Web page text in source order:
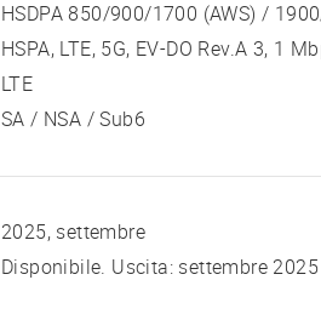
HSDPA 850/900/1700 (AWS) /
HSPA, LTE, 5G, EV-DO Rev.A 3, 1
LTE
SA / NSA / Sub6
2025, settembre
Disponibile. Uscita: settembre 2025